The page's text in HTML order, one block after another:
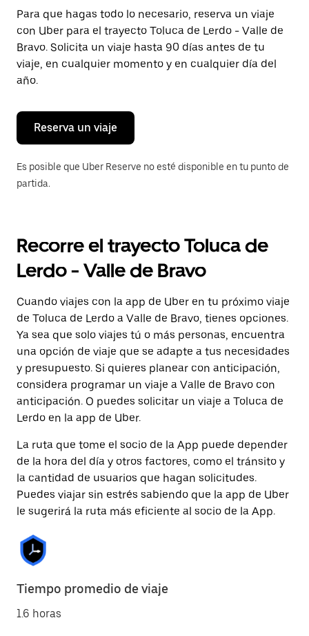
una
fecha.
Presiona
la
tecla Esc
para
cerrar
calendario.
Para que hagas todo lo necesario, reserva un viaje
con Uber para el trayecto Toluca de Lerdo - Valle de
Bravo. Solicita un viaje hasta 90 días antes de tu
viaje, en cualquier momento y en cualquier día del
año.
Reserva un viaje
Es posible que Uber Reserve no esté disponible en tu punto de
partida.
Recorre el trayecto Toluca de
Lerdo - Valle de Bravo
Cuando viajes con la app de Uber en tu próximo viaje
de Toluca de Lerdo a Valle de Bravo, tienes opciones.
Ya sea que solo viajes tú o más personas, encuentra
una opción de viaje que se adapte a tus necesidades
y presupuesto. Si quieres planear con anticipación,
considera programar un viaje a Valle de Bravo con
anticipación. O puedes solicitar un viaje a Toluca de
Lerdo en la app de Uber.
La ruta que tome el socio de la App puede depender
de la hora del día y otros factores, como el tránsito y
la cantidad de usuarios que hagan solicitudes.
Puedes viajar sin estrés sabiendo que la app de Uber
le sugerirá la ruta más eficiente al socio de la App.
Tiempo promedio de viaje
1.6 horas